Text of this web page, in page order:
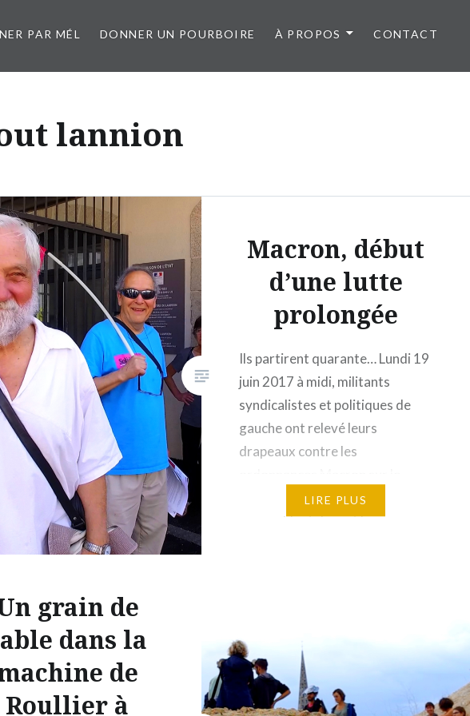
PAR MÉL DONNER UN POURBOIRE À PROPOS CONTACT
lannion
Macron, début
d’une lutte
prolongée
Ils partirent quarante… Lundi 19
juin 2017 à midi, militants
syndicalistes et politiques de
gauche ont relevé leurs
drapeaux contre les
droit du travail, en se
rassemblant devant la sous-
FO et Solidaires était le premier
depuis 15…
LIRE PLUS
grain de
dans la
de
Roullier à